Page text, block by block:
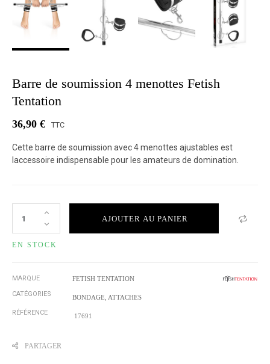
Barre de soumission 4 menottes Fetish
Tentation
36,90 € TTC
Cette barre de soumission avec 4 menottes ajustables est
laccessoire indispensable pour les amateurs de domination.
AJOUTER AU PANIER
EN STOCK
MARQUE FETISH TENTATION
CATÉGORIES BONDAGE, ATTACHES
RÉFÉRENCE 17691
PARTAGER